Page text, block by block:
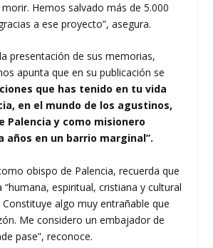
Hemos salvado más de 5.000
a ese proyecto”, asegura.
presentación de sus memorias,
apunta que en su publicación se
que has tenido en tu vida
en el mundo de los agustinos,
Palencia y como misionero
en un barrio marginal”.
obispo de Palencia, recuerda que
espiritual, cristiana y cultural
algo muy entrañable que
Me considero un embajador de
pase”, reconoce.